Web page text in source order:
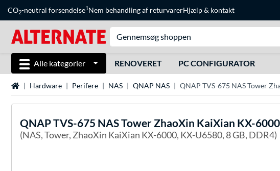
CO2-neutral forsendelse1Nem behandling af returvarerHjælp& kontakt
Alle kategorier RENOVERET PC CONFIGURATOR
StartsideHardware Perifere NAS QNAP NAS QNAP TVS-675 NAS Tower
QNAPTVS-675 NAS Tower ZhaoXin KaiXian KX-
(NAS, Tower, ZhaoXin KaiXian KX-6000, KX-U6580, 8 GB, DDR4)